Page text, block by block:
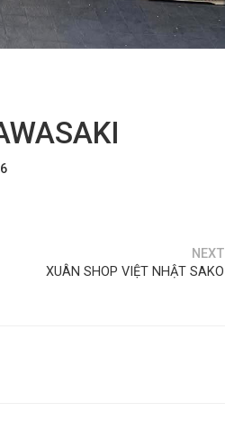
NEXT
XUÂN SHOP VIỆT NHẬT SAKO